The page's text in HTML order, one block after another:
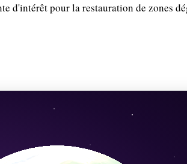
d'intérêt pour la restauration de zones